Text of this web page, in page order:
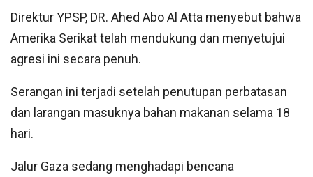
Direktur YPSP, DR. Ahed Abo Al Atta menyebut bahwa
Amerika Serikat telah mendukung dan menyetujui
agresi ini secara penuh.
Serangan ini terjadi setelah penutupan perbatasan
dan larangan masuknya bahan makanan selama 18
hari.
Jalur Gaza sedang menghadapi bencana